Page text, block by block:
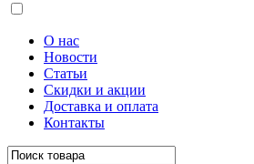
О нас
Новости
Статьи
Скидки и акции
Доставка и оплата
Контакты